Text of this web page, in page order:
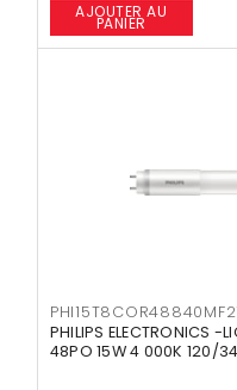
AJOUTER AU
PANIER
PHILIPS ELECTRONICS -
48PO 15W 4 000K 120/